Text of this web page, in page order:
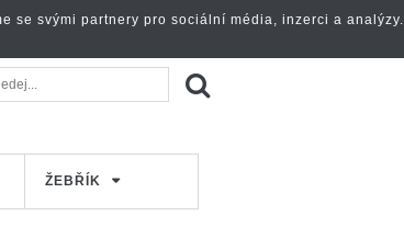
ŽEBŘÍK
se svými partnery pro sociální média, inzerci a analýzy.